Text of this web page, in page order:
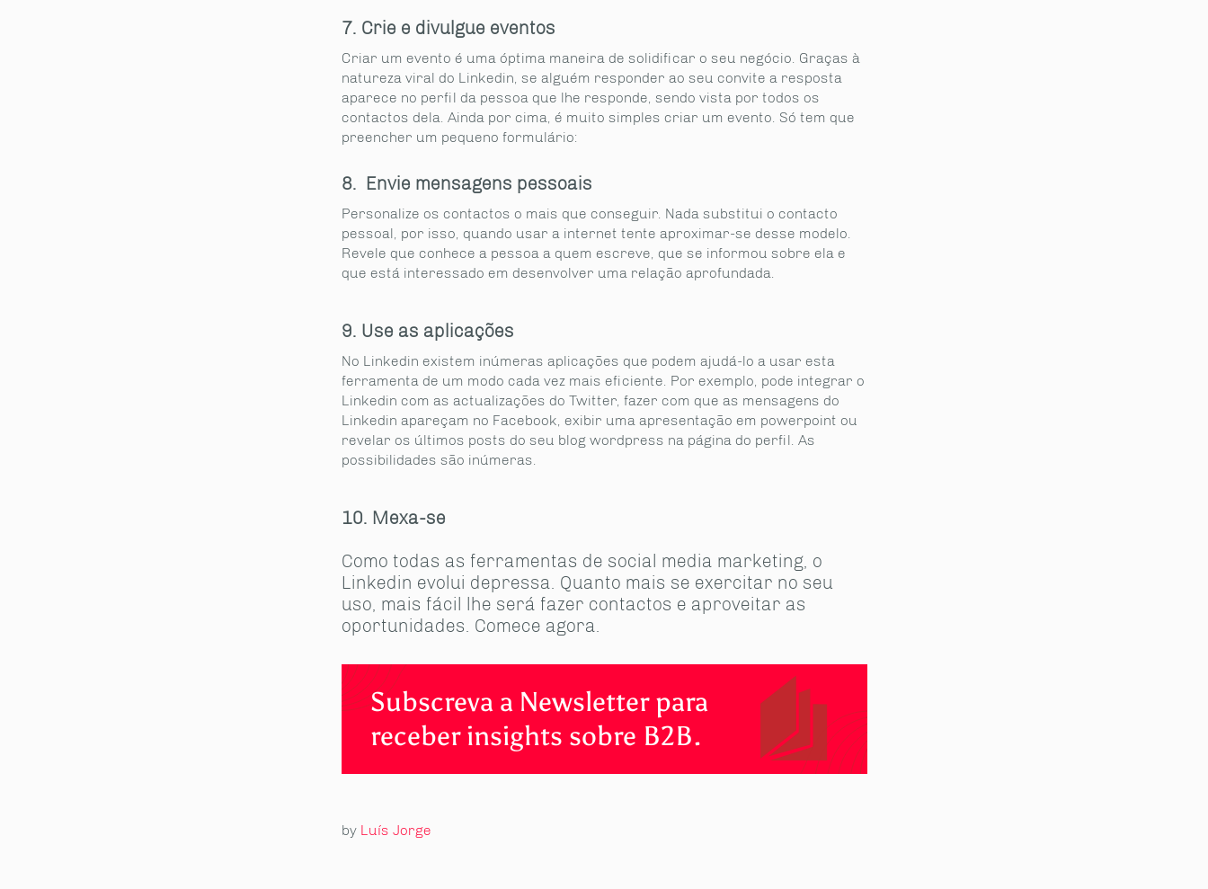
7. Crie e divulgue eventos
Criar um evento é uma óptima maneira de solidificar o seu negócio. Graças à
natureza viral do Linkedin, se alguém responder ao seu convite a resposta
aparece no perfil da pessoa que lhe responde, sendo vista por todos os
contactos dela. Ainda por cima, é muito simples criar um evento. Só tem que
preencher um pequeno formulário:
8. Envie mensagens pessoais
Personalize os contactos o mais que conseguir. Nada substitui o contacto
pessoal, por isso, quando usar a internet tente aproximar-se desse modelo.
Revele que conhece a pessoa a quem escreve, que se informou sobre ela e
que está interessado em desenvolver uma relação aprofundada.
9. Use as aplicações
No Linkedin existem inúmeras aplicações que podem ajudá-lo a usar esta
ferramenta de um modo cada vez mais eficiente. Por exemplo, pode integrar o
Linkedin com as actualizações do Twitter, fazer com que as mensagens do
Linkedin apareçam no Facebook, exibir uma apresentação em powerpoint ou
revelar os últimos posts do seu blog wordpress na página do perfil. As
possibilidades são inúmeras.
10. Mexa-se
Como todas as ferramentas de social media marketing, o
Linkedin evolui depressa. Quanto mais se exercitar no seu
uso, mais fácil lhe será fazer contactos e aproveitar as
oportunidades. Comece agora.
Subscreva a Newsletter para
receber insights sobre B2B.
by Luís Jorge